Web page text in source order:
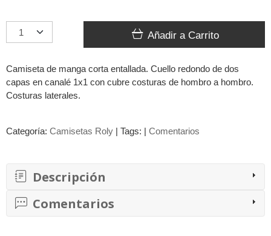
Añadir a Carrito
Camiseta de manga corta entallada. Cuello redondo de dos
capas en canalé 1x1 con cubre costuras de hombro a hombro.
Costuras laterales.
Categoría: Camisetas Roly | Tags: | Comentarios
Descripción
Comentarios